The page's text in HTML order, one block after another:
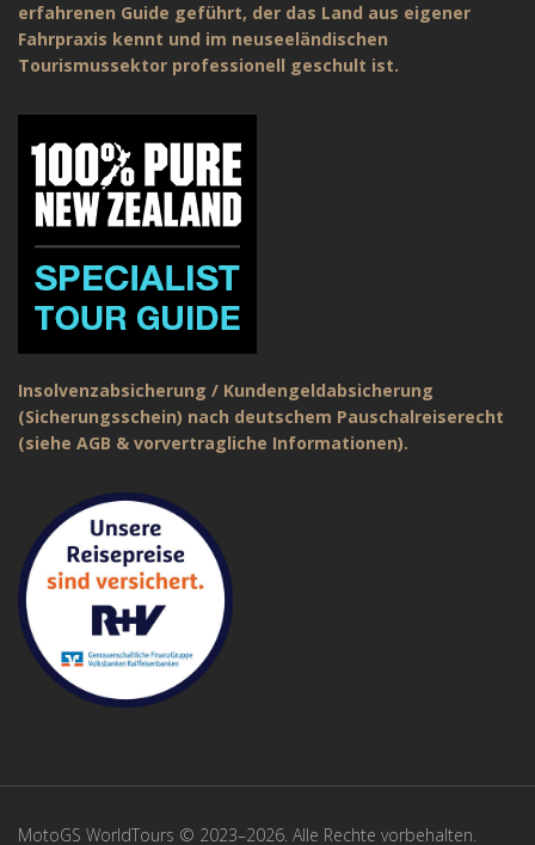
erfahrenen Guide geführt, der das Land aus eigener
Fahrpraxis kennt und im neuseeländischen
Tourismussektor professionell geschult ist.
Insolvenzabsicherung / Kundengeldabsicherung
(Sicherungsschein) nach deutschem Pauschalreiserecht
(siehe AGB & vorvertragliche Informationen).
MotoGS WorldTours © 2023–2026. Alle Rechte vorbehalten.